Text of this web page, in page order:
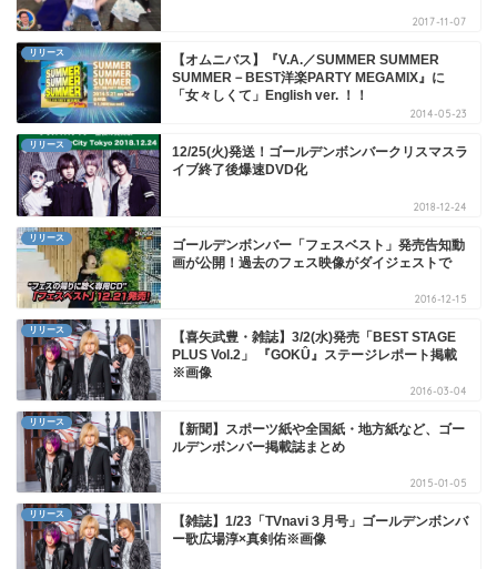
2017-11-07
リリース
【オムニバス】『V.A.／SUMMER SUMMER
SUMMER－BEST洋楽PARTY MEGAMIX』に
「女々しくて」English ver. ！！
2014-05-23
リリース
12/25(火)発送！ゴールデンボンバークリスマスラ
イブ終了後爆速DVD化
2018-12-24
リリース
ゴールデンボンバー「フェスベスト」発売告知動
画が公開！過去のフェス映像がダイジェストで
2016-12-15
リリース
【喜矢武豊・雑誌】3/2(水)発売「BEST STAGE
PLUS Vol.2」 『GOKÛ』ステージレポート掲載
※画像
2016-03-04
リリース
【新聞】スポーツ紙や全国紙・地方紙など、ゴー
ルデンボンバー掲載誌まとめ
2015-01-05
リリース
【雑誌】1/23「TVnavi３月号」ゴールデンボンバ
ー歌広場淳×真剣佑※画像